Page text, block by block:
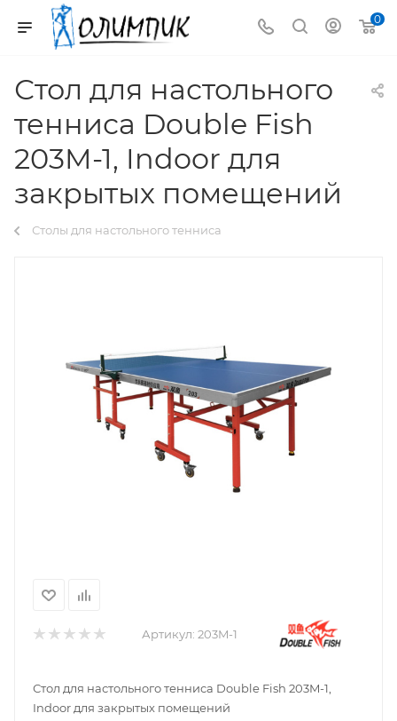
0
Стол для настольного
тенниса Double Fish
203M-1, Indoor для
закрытых помещений
Столы для настольного тенниса
Артикул: 203M-1
Стол для настольного тенниса Double Fish 203M-1,
Indoor для закрытых помещений